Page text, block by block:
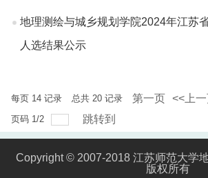
地理测绘与城乡规划学院2024年江苏
人选结果公示
每页 14 记录 总共 20 记录 第一页 <<上
页码 1/2 跳转到
Copyright © 2007-2018 江苏师范大学
版权所有